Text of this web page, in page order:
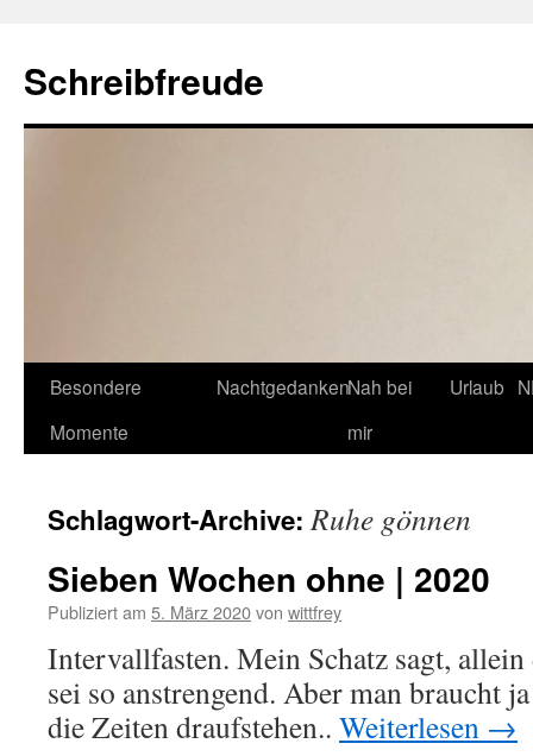
Schreibfreude
Besondere
Momente
NachtgedankenNah bei
mir
Urlaub
Schlagwort-Archive:Ruhe gönnen
Sieben Wochen ohne | 2020
Publiziert am 5. März 2020von wittfrey
Intervallfasten. Mein Schatz sagt, allein
sei so anstrengend. Aber man braucht
die Zeiten draufstehen.. Weiterlesen →